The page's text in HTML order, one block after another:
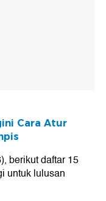
Cara Atur
berikut daftar 15
untuk lulusan